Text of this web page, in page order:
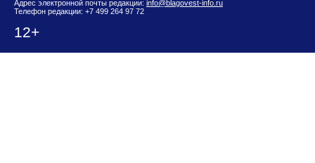
Адрес электронной почты редакции: info@blagovest-info.ru
Телефон редакции: +7 499 264 97 72
12+